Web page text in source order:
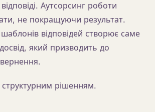
Аутсорсинг роботи
не покращуючи результат.
відповідей створює саме
який призводить до
рішенням.